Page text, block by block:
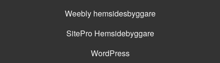
Weebly hemsidesbyggare
SitePro Hemsidebyggare
WordPress